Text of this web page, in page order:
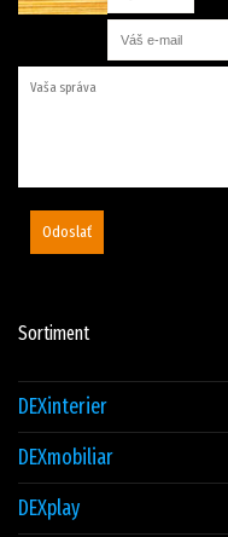
Odoslať
Sortiment
DEXinterier
DEXmobiliar
DEXplay